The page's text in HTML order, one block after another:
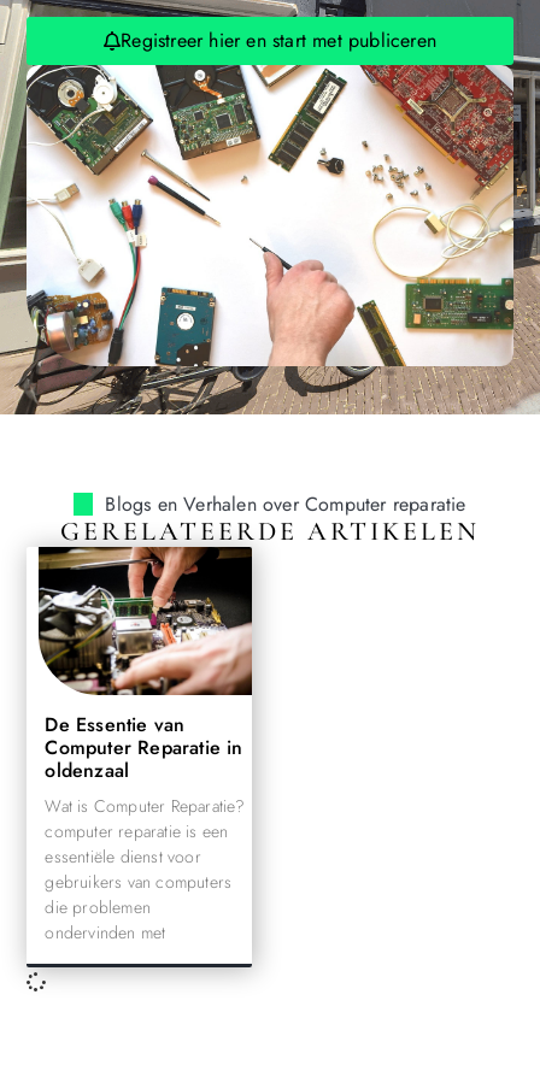
Registreer hier en start met publiceren
Blogs en Verhalen over Computer reparatie
GERELATEERDE ARTIKELEN
De Essentie van
Computer Reparatie in
oldenzaal
Wat is Computer Reparatie?
computer reparatie is een
essentiële dienst voor
gebruikers van computers
die problemen
ondervinden met